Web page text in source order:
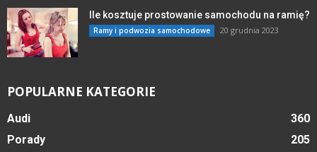
Ile kosztuje prostowanie samochodu na ramię?
Ramy i podwozia samochodowe 20 grudnia 2023
POPULARNE KATEGORIE
Audi
360
Porady
205